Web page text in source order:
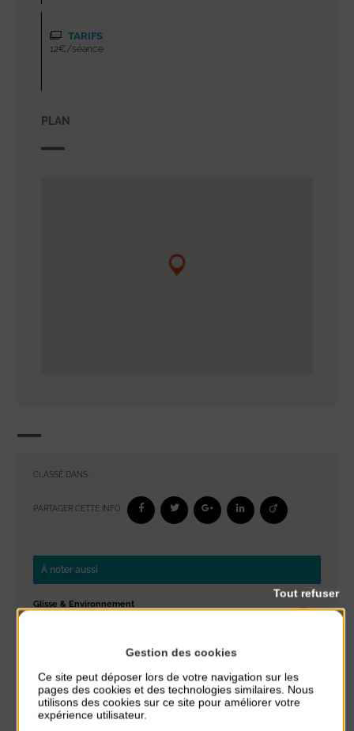
TARIFS
12€/séance
PLAN
CLASSÉ DANS :
PARTAGER CETTE INFO :
À noter aussi
Glisse & Environnement
Concert
du 9 Août au 9 Août
Place du Général de Gaulle
Gestion des cookies
Ce site peut déposer lors de votre navigation sur les
pages des cookies et des technologies similaires. Nous
utilisons des cookies sur ce site pour améliorer votre
expérience utilisateur.
Tout refuser